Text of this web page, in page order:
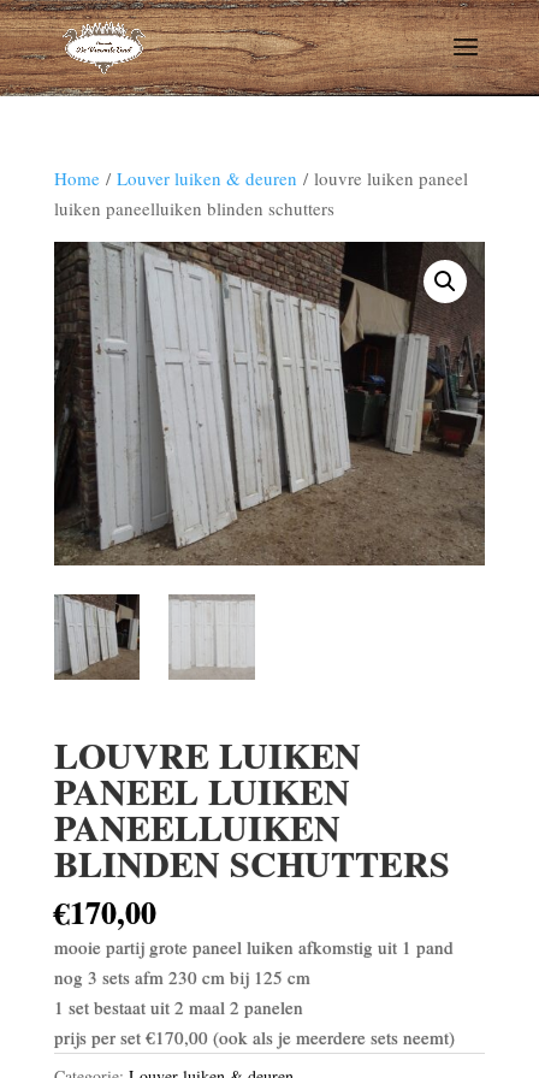
Home/ Louver luiken & deuren / louvre luiken paneel
luiken paneelluiken blinden schutters
LOUVRE LUIKEN
PANEEL LUIKEN
PANEELLUIKEN
BLINDEN SCHUTTERS
€170,00
mooie partij grote paneel luiken afkomstig uit 1 pand
nog 3 sets afm 230 cm bij 125 cm
1 set bestaat uit 2 maal 2 panelen
prijs per set €170,00 (ook als je meerdere sets neemt)